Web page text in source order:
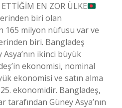
EN ZOR ÜLKE
biri olan
165 milyon nüfusu var ve
biri. Bangladeş
ikinci büyük
ekonomisi, nominal
ekonomisi ve satın alma
ekonomidir. Bangladeş,
Güney Asya’nın